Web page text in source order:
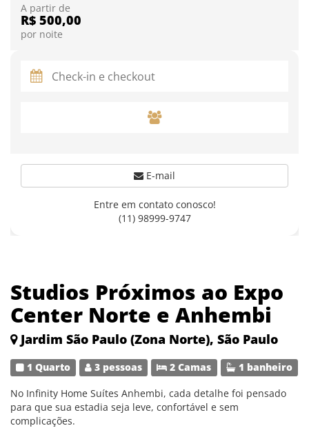
Studios Próximos ao Expo
Center Norte e Anhembi
Jardim São Paulo (Zona Norte), São Paulo
1 Quarto 3 pessoas 2 Camas 1 banheiro
No Infinity Home Suítes Anhembi, cada detalhe foi pensado
para que sua estadia seja leve, confortável e sem
complicações.
A partir de
R$ 500,00
por noite
E-mail
Entre em contato conosco!
(11) 98999-9747